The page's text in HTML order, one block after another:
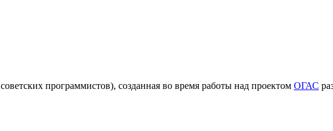
советских программистов), созданная во время работы над проектом ОГАС